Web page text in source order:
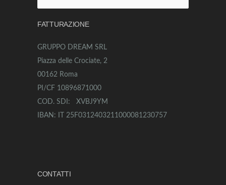
per:
FATTURAZIONE
GRUPPO DREAM SRL
Piazza delle Crociate, 2
00162 Roma
PI/CF 10896871000
COD. SDI: XVBJ9YM
IBAN: IT 25F0312403211000081230757
CONTATTI